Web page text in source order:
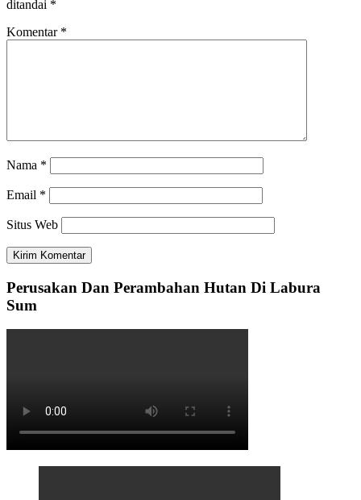
ditandai *
Komentar *
Nama *
Email *
Situs Web
Perusakan Dan Perambahan Hutan Di Labura
Sum